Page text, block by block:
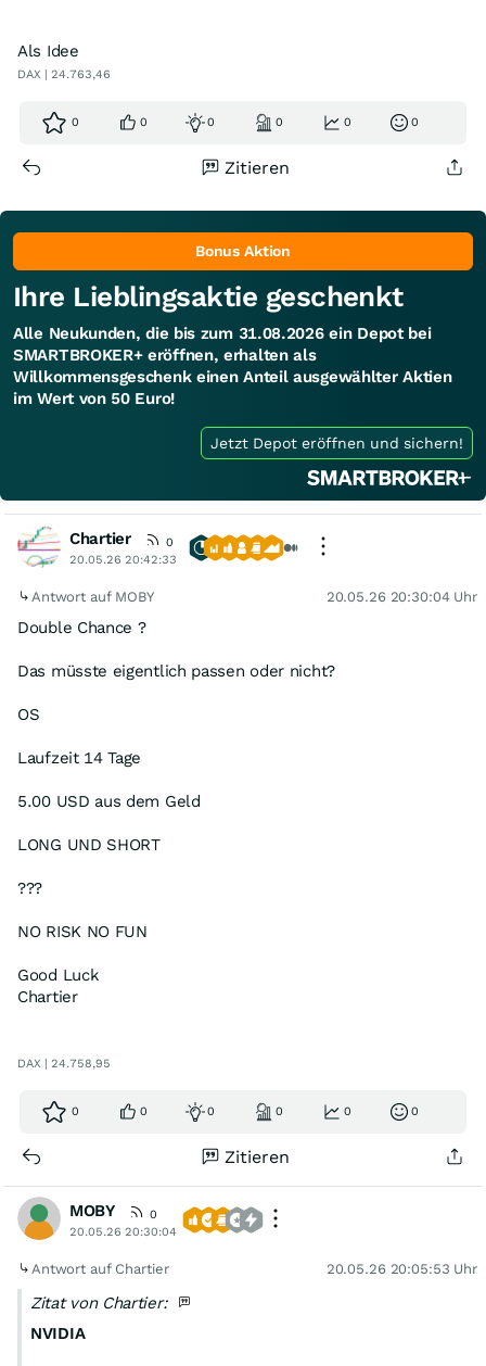
Als Idee
DAX | 24.763,46
0 0 0 0 0 0
Zitieren
Bonus Aktion
Ihre Lieblingsaktie geschenkt
Alle Neukunden, die bis zum 31.08.2026 ein Depot bei
SMARTBROKER+ eröffnen, erhalten als
Willkommensgeschenk einen Anteil ausgewählter Aktien
im Wert von 50 Euro!
Jetzt Depot eröffnen und sichern!
Chartier
0
20.05.26 20:42:33
Antwort auf MOBY 20.05.26 20:30:04 Uhr
Double Chance ?
Das müsste eigentlich passen oder nicht?
OS
Laufzeit 14 Tage
5.00 USD aus dem Geld
LONG UND SHORT
???
NO RISK NO FUN
Good Luck
Chartier
DAX | 24.758,95
0 0 0 0 0 0
Zitieren
MOBY
0
20.05.26 20:30:04
Antwort auf Chartier 20.05.26 20:05:53 Uhr
Zitat von Chartier:
NVIDIA